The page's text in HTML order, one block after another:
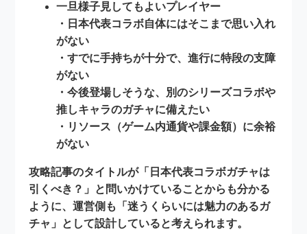
一旦様子見してもよいプレイヤー
・日本代表コラボ自体にはそこまで思い入れ
がない
・すでに手持ちが十分で、進行に特段の支障
がない
・今後登場しそうな、別のシリーズコラボや
推しキャラのガチャに備えたい
・リソース（ゲーム内通貨や課金額）に余裕
がない
攻略記事のタイトルが「日本代表コラボガチャは
引くべき？」と問いかけていることからも分かる
ように、運営側も
「迷うくらいには魅力のあるガ
チャ」 として設計していると考えられます。